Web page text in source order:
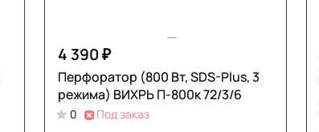
4 390 ₽
Перфоратор (800 Вт, SDS-Plus, 3
режима) ВИХРЬ П-800к 72/3/6
0 Под заказ